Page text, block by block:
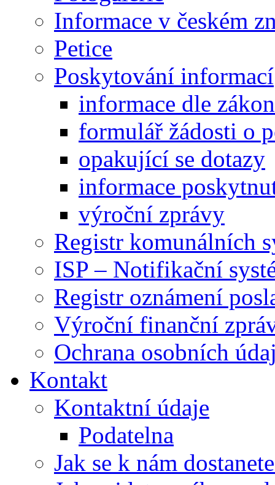
Informace v českém
Petice
Poskytování informací
informace dle
formulář žádosti o
opakující se dotazy
informace
výroční zprávy
Registr komunálních
ISP – Notifikační
Registr oznámení
Výroční finanční
Ochrana osobních
Kontakt
Kontaktní údaje
Podatelna
Jak se k nám